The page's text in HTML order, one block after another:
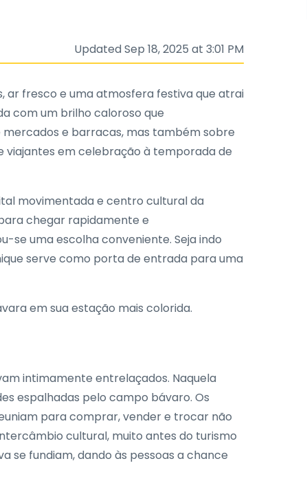
Updated Sep 18, 2025 at 3:01 PM
ar fresco e uma atmosfera festiva que atrai
com um brilho caloroso que
e barracas, mas também sobre
viajantes em celebração à temporada de
movimentada e centro cultural da
chegar rapidamente e
se uma escolha conveniente. Seja indo
serve como porta de entrada para uma
em sua estação mais colorida.
intimamente entrelaçados. Naquela
espalhadas pelo campo bávaro. Os
para comprar, vender e trocar não
cultural, muito antes do turismo
se fundiam, dando às pessoas a chance